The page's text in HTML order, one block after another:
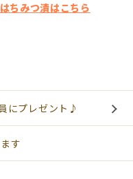
ちみつ漬はこちら
にプレゼント♪
す